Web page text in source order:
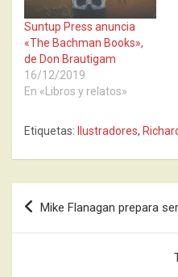
Suntup Press anuncia
«The Bachman Books»,
de Don Brautigam
16/12/2019
En «Libros y relatos»
Etiquetas: Ilustradores,
Navegación
Mike Flanagan prepara